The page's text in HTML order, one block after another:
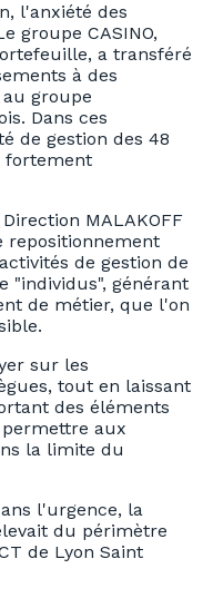
l'anxiété des
groupe CASINO,
a transféré
à des
groupe
Dans ces
de gestion des 48
fortement
MALAKOFF
repositionnement
de gestion de
"individus", générant
de métier, que l'on
sur les
tout en laissant
des éléments
aux
la limite du
l'urgence, la
du périmètre
de Lyon Saint